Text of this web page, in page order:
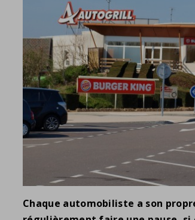
Chaque automobiliste a son